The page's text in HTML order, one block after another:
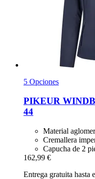
5 Opciones
PIKEUR
44
Material
Cremallera
Capucha de 2
162,99 €
Entrega gratuita hasta